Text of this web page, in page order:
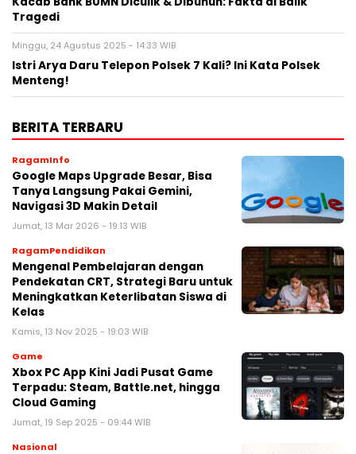
Tragedi
Minggu, 24 Agustus 2025 - 14:33 WIB
Istri Arya Daru Telepon Polsek 7 Kali? Ini Kata Polsek
Menteng!
BERITA TERBARU
RagamInfo
Google Maps Upgrade Besar, Bisa
Tanya Langsung Pakai Gemini,
Navigasi 3D Makin Detail
Jumat, 13 Mar 2026 - 19:13 WIB
RagamPendidikan
Mengenal Pembelajaran dengan
Pendekatan CRT, Strategi Baru untuk
Meningkatkan Keterlibatan Siswa di
Kelas
Kamis, 13 Nov 2025 - 19:03 WIB
Game
Xbox PC App Kini Jadi Pusat Game
Terpadu: Steam, Battle.net, hingga
Cloud Gaming
Jumat, 19 Sep 2025 - 09:44 WIB
Nasional